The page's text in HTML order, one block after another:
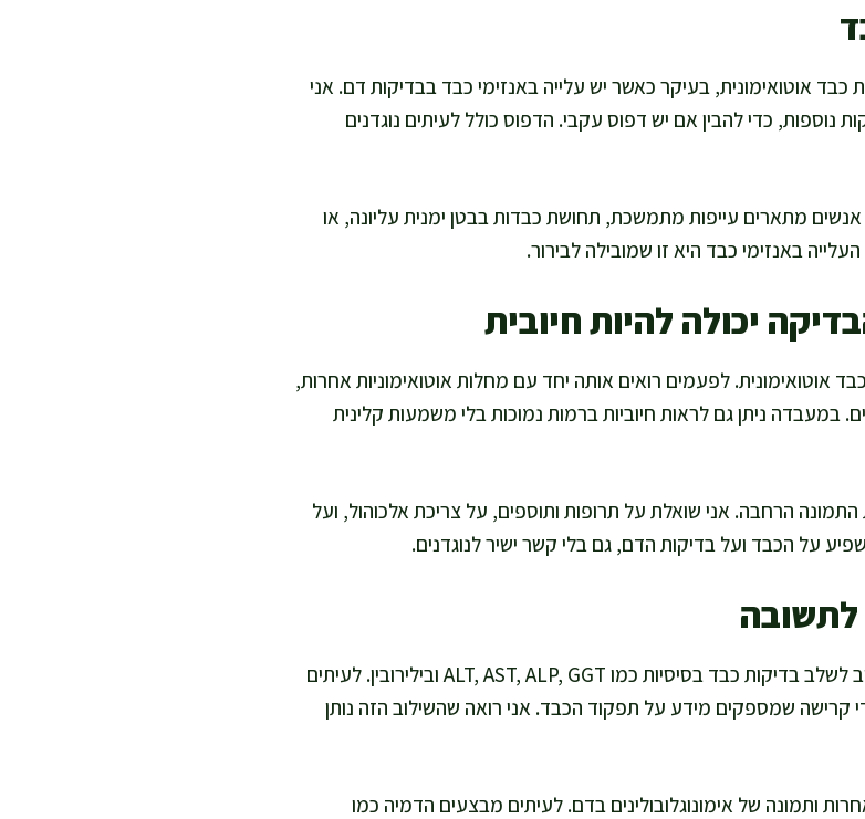
כבד אוטואימונית, בעיקר כאשר יש עלייה באנזימי כבד בבדיקות דם. אני
נוספות, כדי להבין אם יש דפוס עקבי. הדפוס כולל לעיתים נוגדנים
אנשים מתארים עייפות מתמשכת, תחושת כבדות בבטן ימנית עליונה, או
באנזימי כבד היא זו שמובילה לבירור.
יכולה להיות חיובית
אוטואימונית. לפעמים רואים אותה יחד עם מחלות אוטואימוניות אחרות,
במעבדה ניתן גם לראות חיוביות ברמות נמוכות בלי משמעות קלינית
הרחבה. אני שואלת על תרופות ותוספים, על צריכת אלכוהול, ועל
על הכבד ועל בדיקות הדם, גם בלי קשר ישיר לנוגדנים.
לתשובה
כדי לפרש smooth muscle ab חיובי, חשוב לשלב בדיקות כבד בסיסיות כמו ALT, AST, ALP, GGT ובילירובין. לעיתים
קרישה שמספקים מידע על תפקוד הכבד. אני רואה שהשילוב הזה נותן
ותמונה של אימונוגלובולינים בדם. לעיתים מבצעים הדמיה כמו